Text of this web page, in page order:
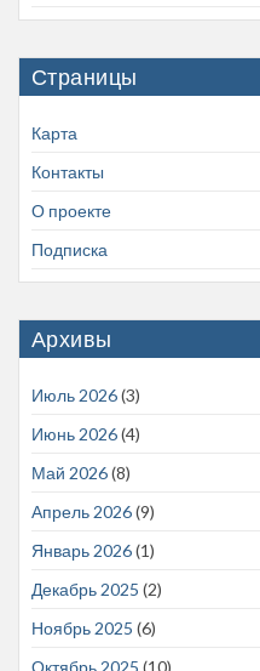
Страницы
Карта
Контакты
О проекте
Подписка
Архивы
Июль 2026(3)
Июнь 2026(4)
Май 2026(8)
Апрель 2026(9)
Январь 2026(1)
Декабрь 2025 (2)
Ноябрь 2025 (6)